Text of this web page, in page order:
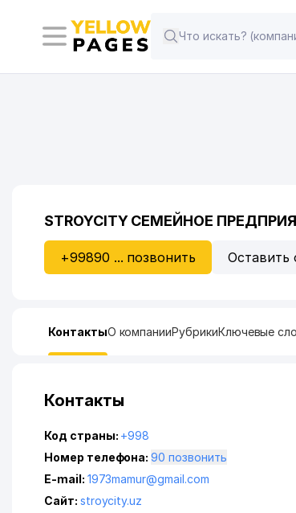
STROYCITY СЕМЕЙНОЕ
+99890 ... позвонить Оставить
КонтактыО компанииРубрикиКлючевые
Контакты
Код страны: +998
Номер телефона:
90 позвонить
E-mail: 1973mamur@gmail.com
Сайт: stroycity.uz